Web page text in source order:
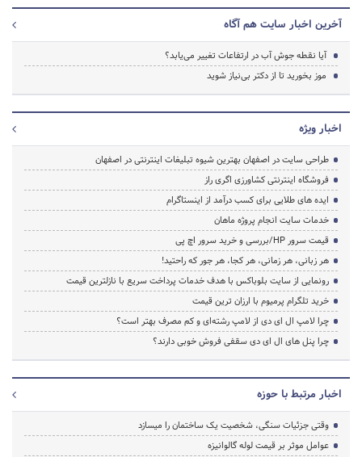
آخرین اخبار سایت هم آگاه
آیا نقطه جوش آب در ارتفاعات تغییر می‌یابد؟
موز بخورید تا از دکتر بی‌نیاز شوید
اخبار ویژه
طراحی سایت در اصفهان بهترین شیوه تبلیغات اینترنتی در اصفهان
فروشگاه اینترنتی کشاورزی اگری راز
ایده های طلایی برای کسب درآمد از اینستاگرام
خدمات سایت انجام پروژه ماهان
قیمت سرور HP/بررسی و خرید سرور اچ پی
هر زبانی، هر زمانی، هر کجا، هر جور که راحتید!
رونمایی از سایت بلوباکس با هدف خدمات پرداخت سریع با نازلترین قیمت
خرید تلگرام پرمیوم با ارزان ترین قیمت
چرا لامپ ال ای دی از لامپ رشته‌ای و کم مصرف بهتر است؟
چرا پنل های ال ای دی سقفی فروش خوبی دارند؟
اخبار مرتبط با حوزه
وقتی جزئیات سنگی، شخصیت یک ساختمان را میسازد
عوامل موثر بر قیمت لوله گالوانیزه